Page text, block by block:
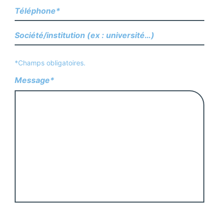
*Champs obligatoires.
Message*